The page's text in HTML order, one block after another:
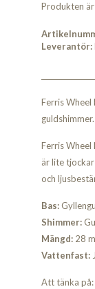
Produkten
Leverantör:
Ferris Wheel
guldshimmer.
Ferris
är lite
och
Bas:
Shimmer:
Mängd: 28
Vattenfast:
Att tänka på: